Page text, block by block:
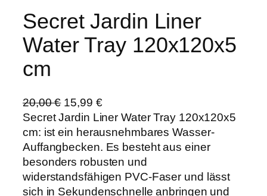
Secret Jardin Liner
Water Tray 120x120x5
cm
20,00€ U
r
s
p
r
ü
n
15,99 €A
k
t
u
e
l
l
Secret Jardin Liner Water Tray 120x120x5
cm: ist ein herausnehmbares Wasser-
Auffangbecken. Es besteht aus einer
besonders robusten und
widerstandsfähigen PVC-Faser und lässt
sich in Sekundenschnelle anbringen und